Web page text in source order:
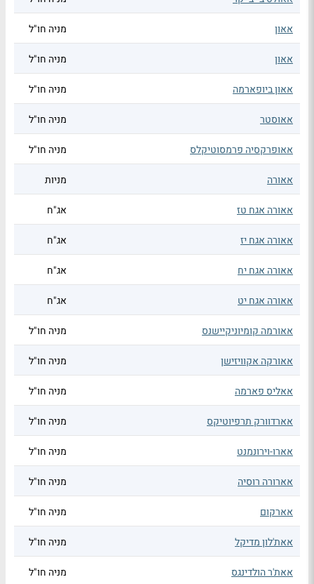
אאון מניה חו"ל
אאון מניה חו"ל
אאון ביופארמה מניה חו"ל
אאוסטר מניה חו"ל
אאופרקסיה פרמסוטיקלס מניה חו"ל
אאורה מניות
אאורה אגח טז אג"ח
אאורה אגח יז אג"ח
אאורה אגח יח אג"ח
אאורה אגח יט אג"ח
אאורמה קומיוניקיישנס מניה חו"ל
אאורקה אקוויזישן מניה חו"ל
אאליס פארמה מניה חו"ל
אארדוורק תרפיוטיקס מניה חו"ל
אארו-וירונמנט מניה חו"ל
אארורה רוסיה מניה חו"ל
אארקום מניה חו"ל
אאת'לון מדיקל מניה חו"ל
אאת'ר הולדינגס מניה חו"ל